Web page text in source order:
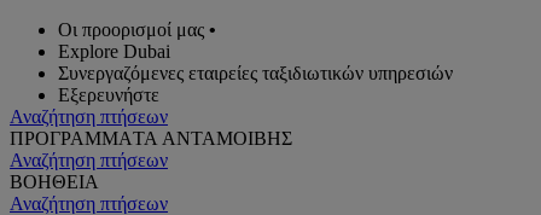
Οι προορισμοί μας •
Explore Dubai
Συνεργαζόμενες εταιρείες ταξιδιωτικών υπηρεσιών
Εξερευνήστε
Αναζήτηση πτήσεων
ΠΡΟΓΡΑΜΜΑTA ΑΝΤΑΜΟΙΒΗΣ
Αναζήτηση πτήσεων
ΒΟΗΘΕΙΑ
Αναζήτηση πτήσεων